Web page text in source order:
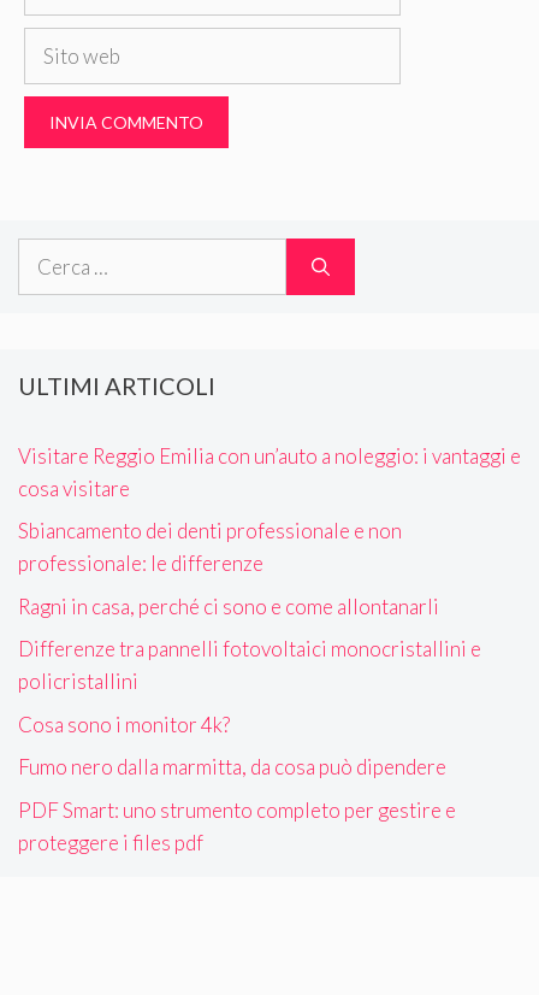
Sito
Ricerca
ULTIMI ARTICOLI
Visitare Reggio Emilia con un’auto a noleggio: i vantaggi e
cosa visitare
Sbiancamento dei denti professionale e non
professionale: le differenze
Ragni in casa, perché ci sono e come allontanarli
Differenze tra pannelli fotovoltaici monocristallini e
policristallini
Cosa sono i monitor 4k?
Fumo nero dalla marmitta, da cosa può dipendere
PDF Smart: uno strumento completo per gestire e
proteggere i files pdf